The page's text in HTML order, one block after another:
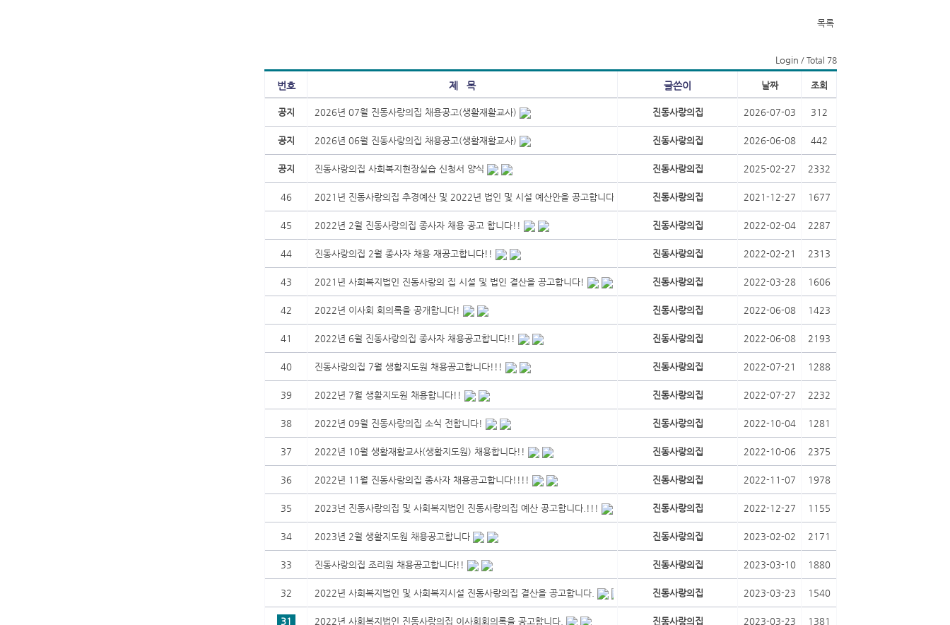
목록
Login / Total 78
번호 제 목 글쓴이 날짜 조회
공지 2026년 07월 진동사랑의집 채용공고(생활재활교사) 진동사랑의집 2026-07-03 312
공지 2026년 06월 진동사랑의집 채용공고(생활재활교사) 진동사랑의집 2026-06-08 442
공지 진동사랑의집 사회복지현장실습 신청서 양식 진동사랑의집 2025-02-27 2332
46 2021년 진동사랑의집 추경예산 및 2022년 법인 및 시설 예산안을 공고합니다 진동사랑의집 2021-12-27 1677
45 2022년 2월 진동사랑의집 종사자 채용 공고 합니다!! 진동사랑의집 2022-02-04 2287
44 진동사랑의집 2월 종사자 채용 재공고합니다!! 진동사랑의집 2022-02-21 2313
43 2021년 사회복지법인 진동사랑의 집 시설 및 법인 결 산을 공고합니다! 진동사랑의집 2022-03-28 1606
42 2022년 이사회 회의록을 공개합니다! 진동사랑의집 2022-06-08 1423
41 2022년 6월 진동사랑의집 종사자 채용공고합니다!! 진동사랑의집 2022-06-08 2193
40 진동사랑의집 7월 생활지도원 채용공고합니다!!! 진동사랑의집 2022-07-21 1288
39 2022년 7월 생활지도원 채용합니다!! 진동사랑의집 2022-07-27 2232
38 2022년 09월 진동사랑의집 소식 전합니다! 진동사랑의집 2022-10-04 1281
37 2022년 10월 생활재활교사(생활지도원) 채용합니다!! 진동사랑의집 2022-10-06 2375
36 2022년 11월 진동사랑의집 종사자 채용공고합니다!!!! 진동사랑의집 2022-11-07 1978
35 2023넌 진동사랑의집 및 사회복지법인 진동사랑의집 예산 공고합니다.!!! 진동사랑의집 2022-12-27 1155
34 2023년 2월 생활지도원 채용공고합니다 진동사랑의집 2023-02-02 2171
33 진동사랑의집 조리원 채용공고합니다!! 진동사랑의집 2023-03-10 1880
32 2022년 사회복지법인 및 사회복지시설 진동사랑의집 결산을 공고합니다. 진동사랑의집 2023-03-23 1540
31 2022년 사회복지법인 진동사랑의집 이사회회의록을 공고합니다. 진동사랑의집 2023-03-23 1381